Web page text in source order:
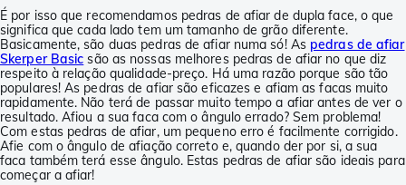
É por isso que recomendamos pedras de afiar de dupla face, o que
significa que cada lado tem um tamanho de grão diferente.
Basicamente, são duas pedras de afiar numa só! As pedras de afiar
Skerper Basic são as nossas melhores pedras de afiar no que diz
respeito à relação qualidade-preço. Há uma razão porque são tão
populares! As pedras de afiar são eficazes e afiam as facas muito
rapidamente. Não terá de passar muito tempo a afiar antes de ver o
resultado. Afiou a sua faca com o ângulo errado? Sem problema!
Com estas pedras de afiar, um pequeno erro é facilmente corrigido.
Afie com o ângulo de afiação correto e, quando der por si, a sua
faca também terá esse ângulo. Estas pedras de afiar são ideais para
começar a afiar!